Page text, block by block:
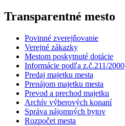
Transparentné mesto
Povinné zverejňovanie
Verejné zákazky
Mestom poskytnuté dotácie
Informácie podľa z.č.211/2000
Predaj majetku mesta
Prenájom majetku mesta
Prevod a prechod majetku
Archív výberových konaní
Správa nájomných bytov
Rozpočet mesta